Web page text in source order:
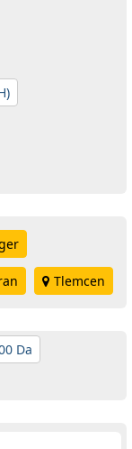
Tlemcen
Da